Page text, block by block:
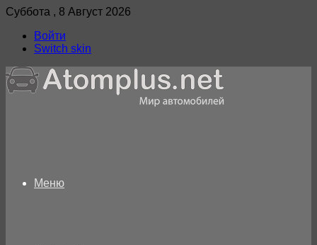
Суббота , 8 Август 2026
Войти
Switch skin
Меню